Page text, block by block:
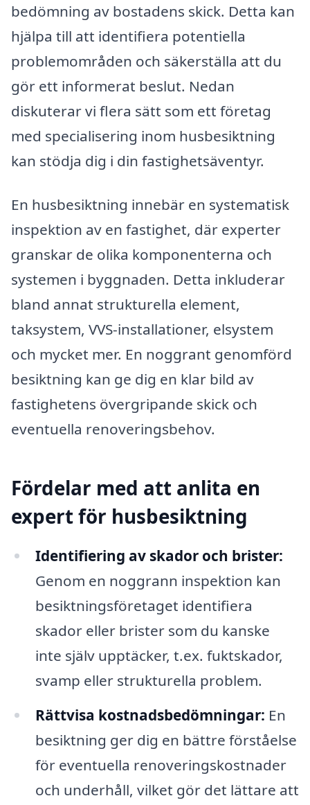
bedömning av bostadens skick. Detta kan
hjälpa till att identifiera potentiella
problemområden och säkerställa att du
gör ett informerat beslut. Nedan
diskuterar vi flera sätt som ett företag
med specialisering inom husbesiktning
kan stödja dig i din fastighetsäventyr.
En husbesiktning innebär en systematisk
inspektion av en fastighet, där experter
granskar de olika komponenterna och
systemen i byggnaden. Detta inkluderar
bland annat strukturella element,
taksystem, VVS-installationer, elsystem
och mycket mer. En noggrant genomförd
besiktning kan ge dig en klar bild av
fastighetens övergripande skick och
eventuella renoveringsbehov.
Fördelar med att anlita en
expert för husbesiktning
Identifiering av skador och brister:
Genom en noggrann inspektion kan
besiktningsföretaget identifiera
skador eller brister som du kanske
inte själv upptäcker, t.ex. fuktskador,
svamp eller strukturella problem.
Rättvisa kostnadsbedömningar: En
besiktning ger dig en bättre förståelse
för eventuella renoveringskostnader
och underhåll, vilket gör det lättare att